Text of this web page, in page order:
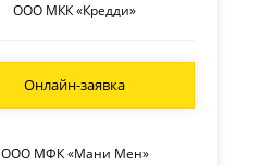
ООО МКК «Кредди»
ООО МФК «Мани Мен»
Онлайн-заявка